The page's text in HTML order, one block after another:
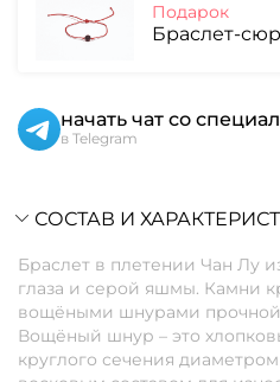
Подарок
Браслет-
начать чат со
в Telegram
СОСТАВ И
Браслет в плетении Чан Лу
глаза и серой яшмы. Камни
вощёными шнурами прочной
Вощёный шнур – это
круглого сечения